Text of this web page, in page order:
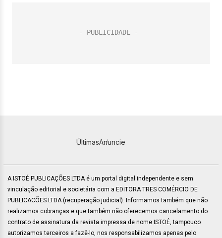
ÚltimasAnuncie
A ISTOÉ PUBLICAÇÕES LTDA é um portal digital independente e sem
vinculação editorial e societária com a EDITORA TRES COMÉRCIO DE
PUBLICACÕES LTDA (recuperação judicial). Informamos também que não
realizamos cobranças e que também não oferecemos cancelamento do
contrato de assinatura da revista impressa de nome ISTOÉ, tampouco
autorizamos terceiros a fazê-lo, nos responsabilizamos apenas pelo